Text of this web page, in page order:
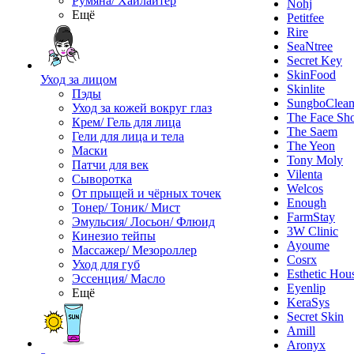
Ещё
Уход за лицом
Пэды
Уход за кожей вокруг глаз
Крем/ Гель для лица
Гели для лица и тела
Маски
Патчи для век
Сыворотка
От прыщей и чёрных точек
Тонер/ Тоник/ Мист
Эмульсия/ Лосьон/ Флюид
Кинезио тейпы
Массажер/ Мезороллер
Уход для губ
Эссенция/ Масло
Ещё
Nohj
Petitfee
Rire
SeaNtree
Secret Key
SkinFood
Skinlite
The Face
The Saem
The Yeon
Tony Moly
Vilenta
Welcos
Enough
FarmStay
3W Clinic
Ayoume
Cosrx
Esthetic
Eyenlip
KeraSys
Secret Skin
Amill
Aronyx